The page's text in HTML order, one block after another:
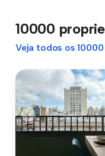
10000
Veja todos os